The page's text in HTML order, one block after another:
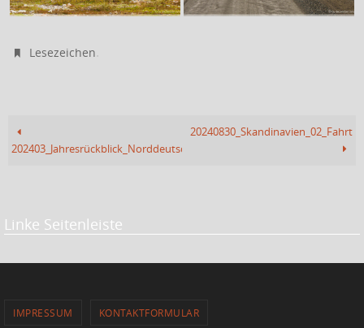
Lesezeichen.
202403_Jahresrückblick_Norddeutschland
20240830_Skandinavien_02_Fahrt
Linke Seitenleiste
IMPRESSUM KONTAKTFORMULAR